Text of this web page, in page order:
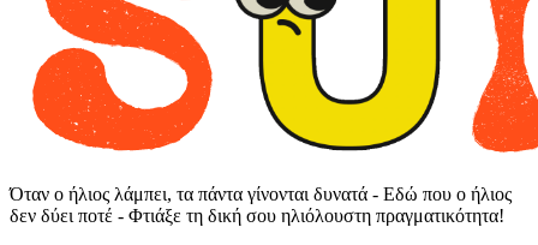
Όταν ο ήλιος λάμπει, τα πάντα γίνονται δυνατά - Εδώ που ο ήλιος
δεν δύει ποτέ - Φτιάξε τη δική σου ηλιόλουστη πραγματικότητα!